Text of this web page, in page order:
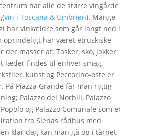
har alle de større vingårde
vin i Toscana & Umbrien). Mange
har vinkældre som går langt ned i
oprindeligt har været etruskiske
der masser af; Tasker, sko, jakker
læder findes til enhver smag.
kunst og Peccorino-oste er
På Piazza Grande får man rigtig
Palazzo dei Norbili, Palazzo
og Palazzo Comunale som er
fra Sienas rådhus med
klar dag kan man gå op i tårnet